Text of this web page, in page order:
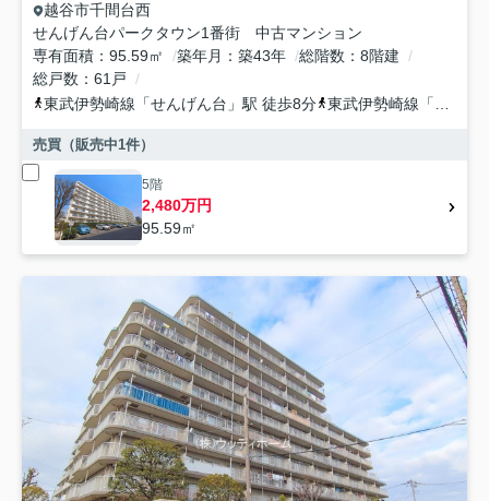
越谷市千間台西
せんげん台パークタウン1番街 中古マンション
専有面積
95.59㎡ 築年月 築43年 総階数
8階建
総戸数
61戸
東武伊勢崎線 「せんげん台 」駅 徒歩8分 東武伊勢崎線 「
売買（販売中1件）
5階
2,480万円
95.59㎡